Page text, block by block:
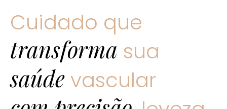
Cuidado que
transforma sua
saúde vascular